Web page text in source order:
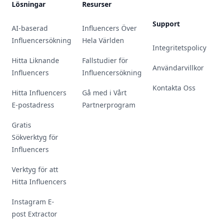
Lösningar
AI-baserad
Influencersökning
Hitta Liknande
Influencers
Hitta Influencers
E-postadress
Gratis
Sökverktyg för
Influencers
Verktyg för att
Hitta Influencers
Instagram E-
post Extractor
Resurser
Influencers Över
Hela Världen
Fallstudier för
Influencersökning
Gå med i Vårt
Partnerprogram
Support
Integritetspolicy
Användarvillkor
Kontakta Oss